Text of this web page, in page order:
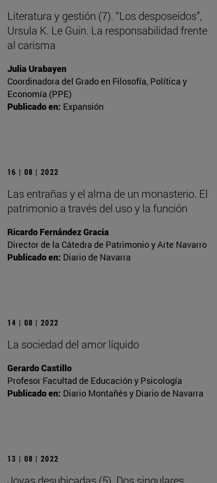
Literatura y gestión (7). “Los desposeídos”,
Ursula K. Le Guin. La responsabilidad frente
al carisma
Julia Urabayen
Coordinadora del Grado en Filosofía, Política y
Economía (PPE)
Publicado en: Expansión
16 | 08 | 2022
Las entrañas y el alma de un monasterio. El
patrimonio a través del uso y la función
Ricardo Fernández Gracia
Director de la Cátedra de Patrimonio y Arte Navarro
Publicado en: Diario de Navarra
14 | 08 | 2022
La sociedad del amor líquido
Gerardo Castillo
Profesor Facultad de Educación y Psicología
Publicado en: Diario Montañés y Diario de Navarra
13 | 08 | 2022